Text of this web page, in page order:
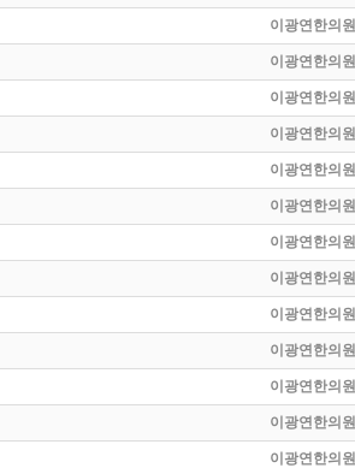
이광연한의원
이광연한의원
이광연한의원
이광연한의원
이광연한의원
이광연한의원
이광연한의원
이광연한의원
이광연한의원
이광연한의원
이광연한의원
이광연한의원
이광연한의원